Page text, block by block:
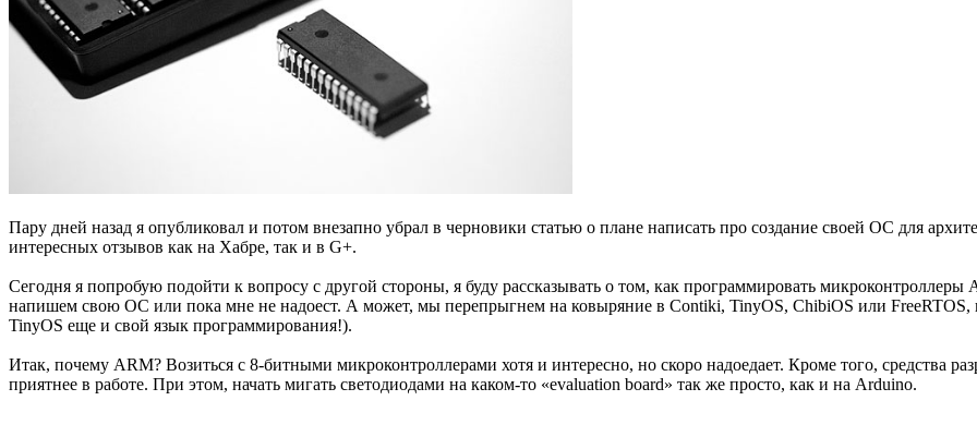
Пару дней назад я опубликовал и потом внезапно убрал в черновики статью о плане написать про создание своей ОС для
интересных отзывов как на Хабре, так и в G+.
Сегодня я попробую подойти к вопросу с другой стороны, я буду рассказывать о том, как программировать
напишем свою ОС или пока мне не надоест. А может, мы перепрыгнем на ковыряние в Contiki, TinyOS, ChibiOS или FreeRTOS,
TinyOS еще и свой язык программирования!).
Итак, почему ARM? Возиться с 8-битными микроконтроллерами хотя и интересно, но скоро надоедает. Кроме того, средства
приятнее в работе. При этом, начать мигать светодиодами на каком-то «evaluation board» так же просто, как и на Arduino.